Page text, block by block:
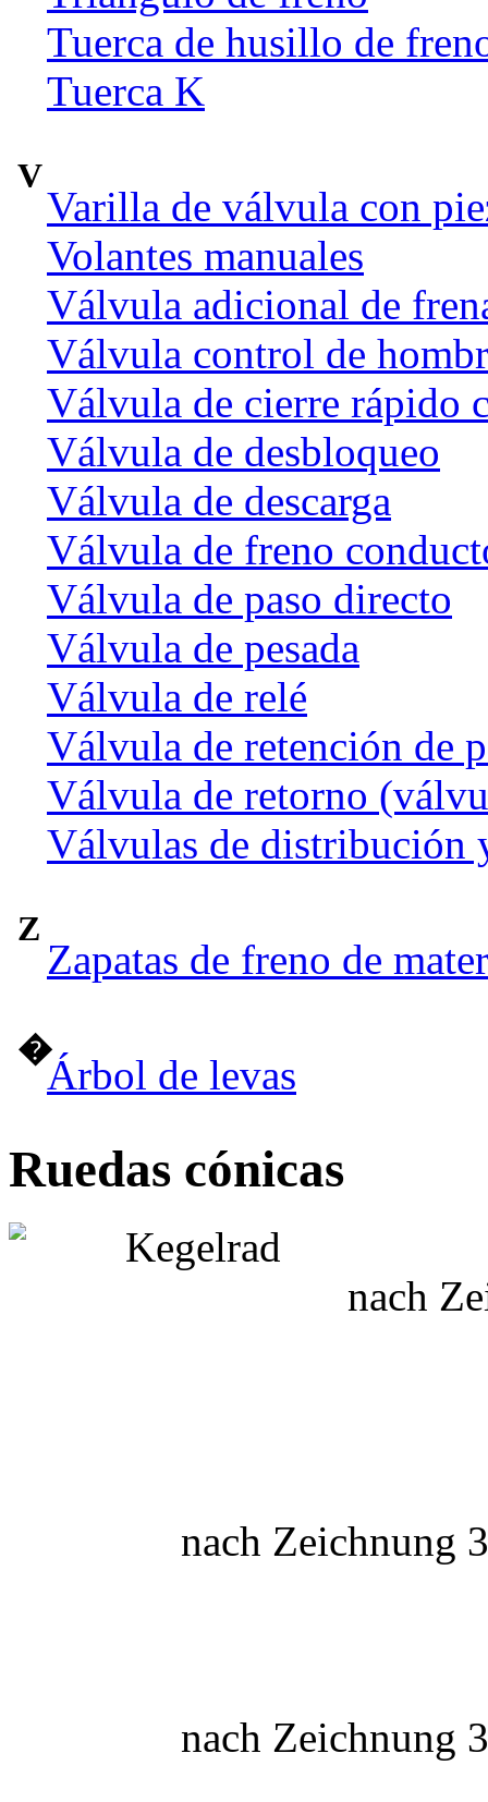
Tuerca de husillo de
Tuerca K
V
Varilla de válvula con
Volantes manuales
Válvula adicional de
Válvula control de
Válvula de cierre rápido
Válvula de desbloqueo
Válvula de descarga
Válvula de freno
Válvula de paso directo
Válvula de pesada
Válvula de relé
Válvula de retención de
Válvula de retorno
Válvulas de distribución
Z
Zapatas de freno de
�
Árbol de levas
Ruedas cónicas
nach
nach Zeichnung
nach Zeichnung